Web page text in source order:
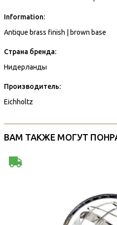
Information:
Antique brass finish | brown base
Страна бренда:
Нидерланды
Производитель:
Eichholtz
ВАМ ТАКЖЕ МОГУТ